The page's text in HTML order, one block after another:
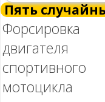
Пять
Форсировка
двигателя
спортивного
мотоцикла